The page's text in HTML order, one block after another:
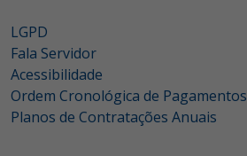
LGPD
Fala Servidor
Acessibilidade
Ordem Cronológica de Pagamentos
Planos de Contratações Anuais